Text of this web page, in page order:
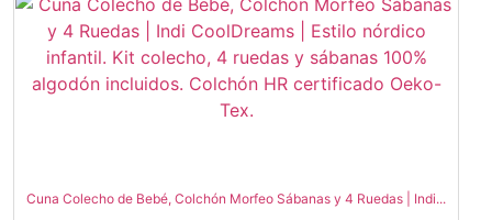
Cuna Colecho de Bebé, Colchón Morfeo Sábanas y 4 Ruedas | Indi...